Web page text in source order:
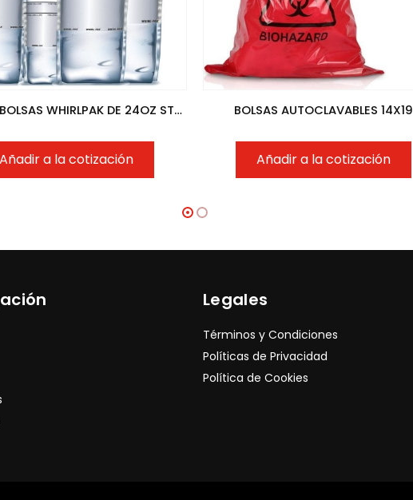
B01401 – BOLSAS WHIRLPAK DE 24OZ STAND UP
Añadir a la cotización
BOLSAS AUTOCLAVABLES 14X19
Añadir a la cotización
Legales
Términos y Condiciones
Políticas de Privacidad
Política de Cookies